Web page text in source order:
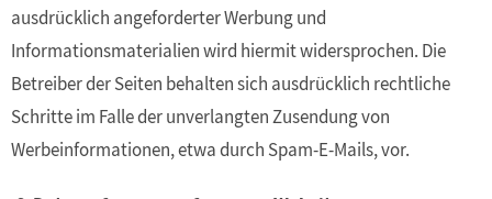
ausdrücklich angeforderter Werbung und
Informationsmaterialien wird hiermit widersprochen. Die
Betreiber der Seiten behalten sich ausdrücklich rechtliche
Schritte im Falle der unverlangten Zusendung von
Werbeinformationen, etwa durch Spam-E-Mails, vor.